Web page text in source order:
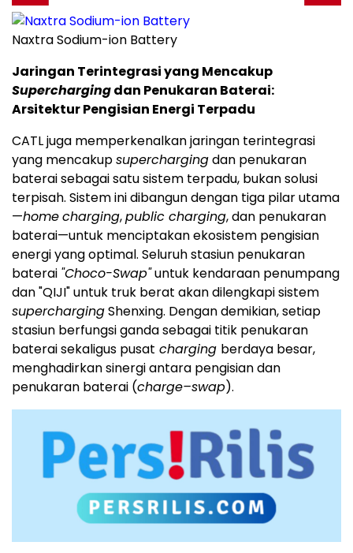
Naxtra Sodium-ion Battery
Jaringan Terintegrasi yang Mencakup
Superchargingdan Penukaran Baterai:
Arsitektur Pengisian Energi Terpadu
CATL juga memperkenalkan jaringan terintegrasi
yang mencakupsuperchargingdan penukaran
baterai sebagai satu sistem terpadu, bukan solusi
terpisah. Sistem ini dibangun dengan tiga pilar utama
—homecharging,public charging, dan penukaran
baterai—untuk menciptakan ekosistem pengisian
energi yang optimal. Seluruh stasiun penukaran
baterai "Choco-Swap"untuk kendaraan penumpang
dan "QIJI" untuk truk berat akan dilengkapi sistem
superchargingShenxing. Dengan demikian, setiap
stasiun berfungsi ganda sebagai titik penukaran
baterai sekaligus pusat charging berdaya besar,
menghadirkan sinergi antara pengisian dan
penukaran baterai (charge–swap).